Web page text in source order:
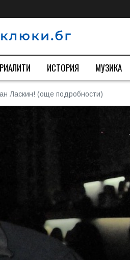
РИАЛИТИ ИСТОРИЯ МУЗИКА
Ласкин! (още подробности)